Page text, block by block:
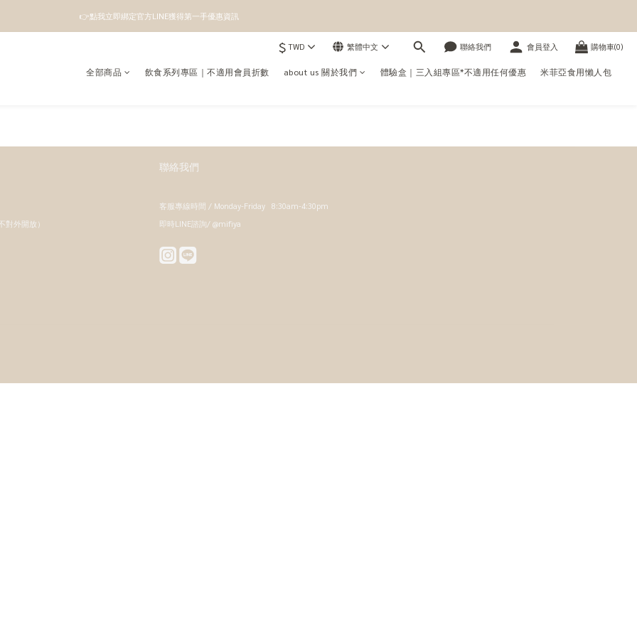
👉點我立即綁定官方LINE獲得第一手優惠資訊
👉點我立即綁定官方LINE獲得第一手優惠資訊
👉點我立即綁定官方LINE獲得第一手優惠資訊
$ TWD 繁體中文 聯絡我們 會員登入 購物車(0)
全部商品 飲食系列專區｜不適用會員折數 about us 關於我們 體驗盒｜三入組專區*不適用任何優惠 米菲亞食用懶人包
外開放）
聯絡我們
客服專線時間 / Monday-Friday 8:30am-4:30pm
即時LINE諮詢/ @mifiya